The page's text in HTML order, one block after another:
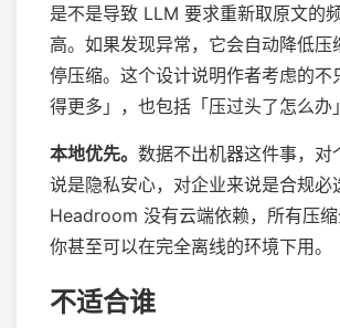
是不是导致 LLM 要求重新取原文的
高。如果发现异常，它会自动降低压
停压缩。这个设计说明作者考虑的不
得更多」，也包括「压过头了怎么办
本地优先。 数据不出机器这件事，对
说是隐私安心，对企业来说是合规必
Headroom 没有云端依赖，所有压缩
你甚至可以在完全离线的环境下用。
不适合谁